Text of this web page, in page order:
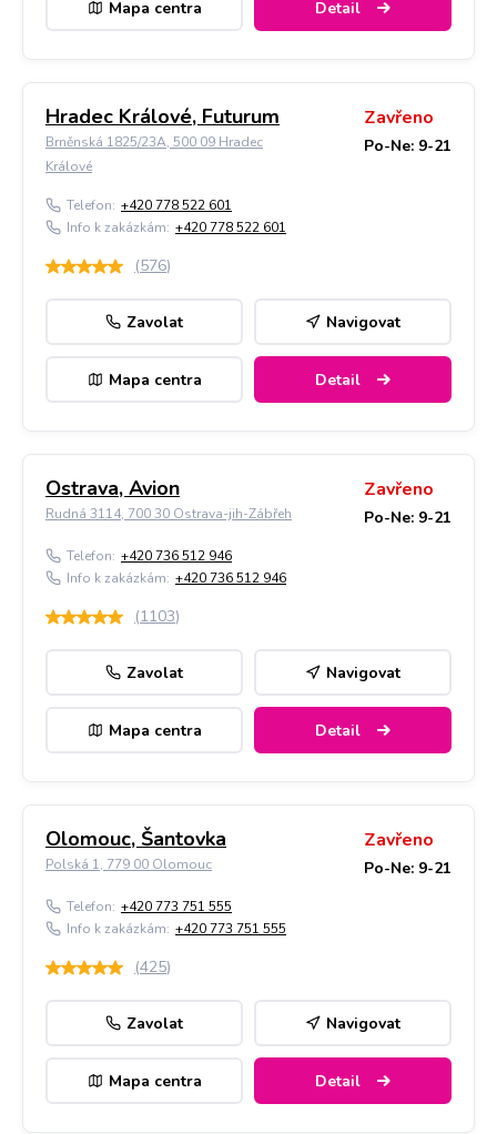
Mapa centra Detail
Hradec Králové, Futurum
Brněnská 1825/23A, 500 09 Hradec
Králové
Zavřeno
Po-Ne: 9-21
Telefon: +420 778 522 601
Info k zakázkám: +420 778 522 601
(576)
Zavolat Navigovat
Mapa centra Detail
Ostrava, Avion
Rudná 3114, 700 30 Ostrava-jih-Zábřeh
Zavřeno
Po-Ne: 9-21
Telefon: +420 736 512 946
Info k zakázkám: +420 736 512 946
(1103)
Zavolat Navigovat
Mapa centra Detail
Olomouc, Šantovka
Polská 1, 779 00 Olomouc
Zavřeno
Po-Ne: 9-21
Telefon: +420 773 751 555
Info k zakázkám: +420 773 751 555
(425)
Zavolat Navigovat
Mapa centra Detail